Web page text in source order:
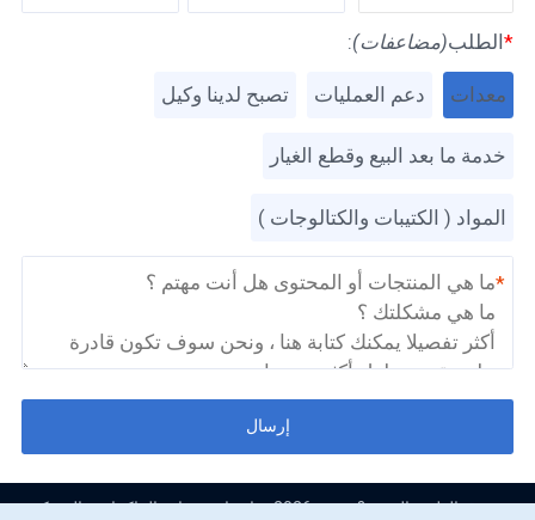
*الطلب(مضاعفات):
معدات دعم العمليات تصبح لدينا وكيل
خدمة ما بعد البيع وقطع الغيار
المواد ( الكتيبات والكتالوجات )
*
إرسال
حقوق الطبع والنشر & نسخ؛ 2026 شانغهاي شيبانج الماكينات والشركة